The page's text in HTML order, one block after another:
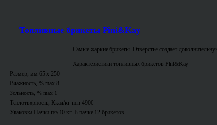
Топливные брикеты Pini&Kay
Самые жаркие брикеты. Отверстие создает
Характеристики топливных брикетов Pini&Kay
Размер, мм 65 х 250
Влажность, % max 8
Зольность, % max 1
Теплотворность, Ккал/кг min 4900
Упаковка Пачки п/э 10 кг. В пачке 12 брикетов